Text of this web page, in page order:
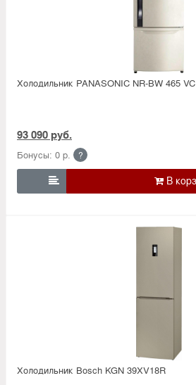
Холодильник PANASONIC NR-BW 465 VC
93 090 руб.
Бонусы: 0 р. ?

Холодильник Bosсh KGN 39XV18R